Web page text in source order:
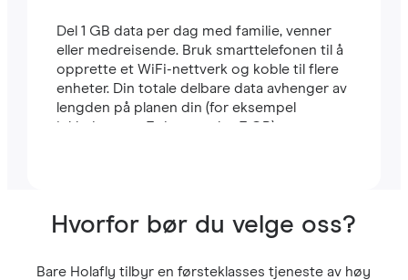
Del 1 GB data per dag med familie, venner
eller medreisende. Bruk smarttelefonen til å
opprette et WiFi-nettverk og koble til flere
enheter. Din totale delbare data avhenger av
lengden på planen din (for eksempel
inkluderer en 7-dagers plan 7 GB).
Hvorfor bør du velge oss?
Bare Holafly tilbyr en førsteklasses tjeneste av høy